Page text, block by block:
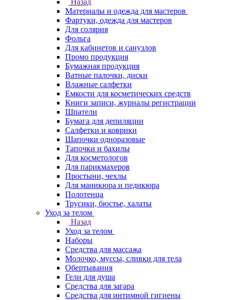
Назад
Материалы и одежда для мастеров
Фартуки, одежда для мастеров
Для солярия
Фольга
Для кабинетов и санузлов
Промо продукция
Бумажная продукция
Ватные палочки, диски
Влажные салфетки
Емкости для косметических средств
Книги записи, журналы регистрации
Шпатели
Бумага для депиляции
Салфетки и коврики
Шапочки одноразовые
Тапочки и бахилы
Для косметологов
Для парикмахеров
Простыни, чехлы
Для маникюра и педикюра
Полотенца
Трусики, бюстье, халаты
Уход за телом
Назад
Уход за телом
Наборы
Средства для массажа
Молочко, муссы, сливки для тела
Обертывания
Гели для душа
Средства для загара
Средства для интимной гигиены